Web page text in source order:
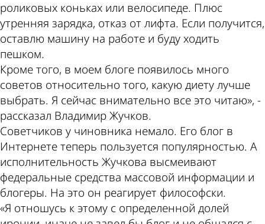
роликовых коньках или велосипеде. Плюс
утренняя зарядка, отказ от лифта. Если получится,
оставлю машину на работе и буду ходить
пешком.
Кроме того, в моем блоге появилось много
советов относительно того, какую диету лучше
выбрать. Я сейчас внимательно все это читаю», -
рассказал Владимир Жучков.
Советчиков у чиновника немало. Его блог в
Интернете теперь пользуется популярностью. А
исполнительность Жучкова высмеивают
федеральные средства массовой информации и
блогеры. На это он реагирует философски.
«Я отношусь к этому с определенной долей